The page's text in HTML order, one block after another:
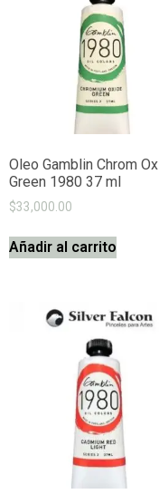
Oleo Gamblin Chrom
Green 1980 37 ml
$33,000.00
Añadir al carrito